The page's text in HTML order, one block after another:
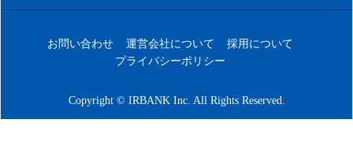
お問い合わせ 運営会社について
採用について
プライバシーポリシー
Copyright © IRBANK Inc. All Rights Reserved.